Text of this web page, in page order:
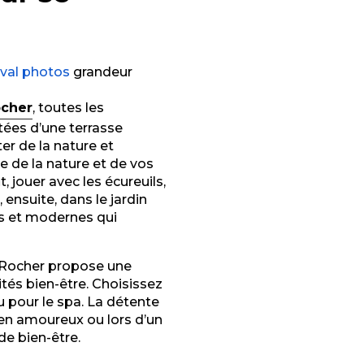
photos grandeur
, toutes les
d’une terrasse
de la nature et
de la nature et de vos
jouer avec les écureuils,
ensuite, dans le jardin
et modernes qui
propose une
bien-être. Choisissez
pour le spa. La détente
amoureux ou lors d’un
bien-être.